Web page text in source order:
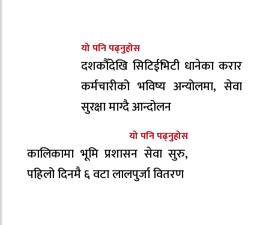
यो पनि पढ्नुहोस
दशकौँदेखि सिटिईभिटी धानेका करार
कर्मचारीको भविष्य अन्योलमा, सेवा
सुरक्षा माग्दै आन्दोलन
यो पनि पढ्नुहोस
कालिकामा भूमि प्रशासन सेवा सुरु,
पहिलो दिनमै ६ वटा लालपुर्जा वितरण